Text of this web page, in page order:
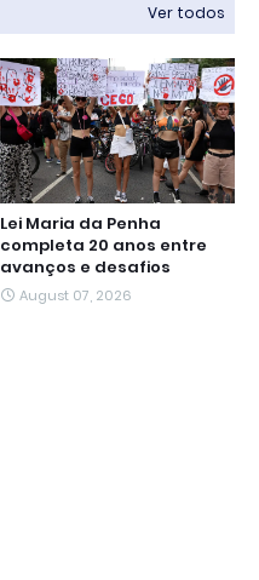
Ver todos
Lei Maria da Penha
completa 20 anos entre
avanços e desafios
August 07, 2026